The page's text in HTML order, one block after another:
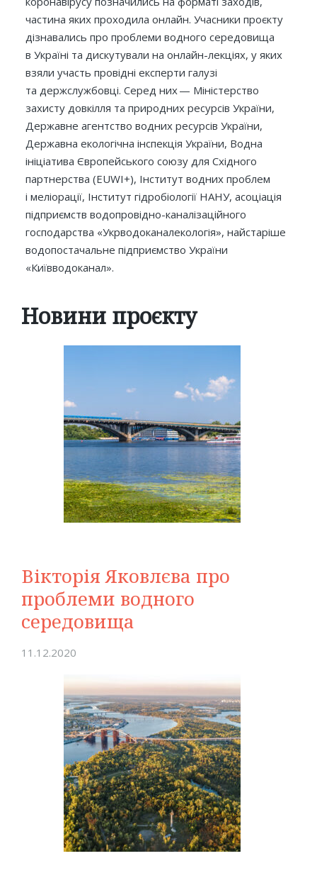
частина яких проходила онлайн. Учасники проєкту
дізнавались про проблеми водного середовища
в Україні та дискутували на онлайн-лекціях, у яких
взяли участь провідні експерти галузі
та держслужбовці. Серед них — Міністерство
захисту довкілля та природних ресурсів України,
Державне агентство водних ресурсів України,
Державна екологічна інспекція України, Водна
ініціатива Європейського союзу для Східного
партнерства (EUWI+), Інститут водних проблем
і меліорації, Інститут гідробіології НАНУ, асоціація
підприємств водопровідно-каналізаційного
господарства «Укрводоканалекологія», найстаріше
водопостачальне підприємство України
«Київводоканал».
Новини проєкту
Вікторія Яковлєва про
проблеми водного
середовища
11.12.2020